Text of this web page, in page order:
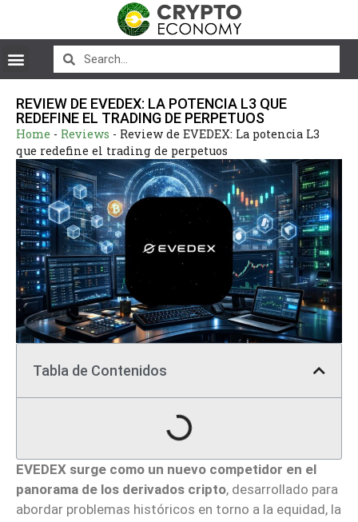
REVIEW DE EVEDEX: LA POTENCIA L3 QUE
REDEFINE EL TRADING DE PERPETUOS
Home - Reviews - Review de EVEDEX: La potencia L3
que redefine el trading de perpetuos
Tabla de Contenidos
EVEDEX surge como un nuevo competidor en el
panorama de los derivados cripto, desarrollado para
abordar problemas históricos en torno a la equidad, la